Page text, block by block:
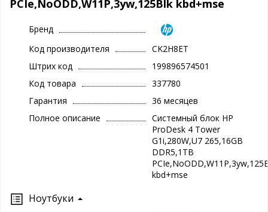
PCIe,NoODD,W11P,3yw,125Blk kbd+mse
Бренд
Код производителя
CK2H8ET
Штрих код
199896574501
Код товара
337780
Гарантия
36 месяцев
Полное описание
Системный блок HP
ProDesk 4 Tower
G1i,280W,U7 265,16GB
DDR5,1TB
kbd+mse
Ноутбуки